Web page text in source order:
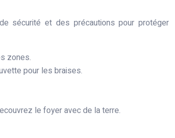
sécurité et des précautions pour protéger
zones.
pour les braises.
le foyer avec de la terre.